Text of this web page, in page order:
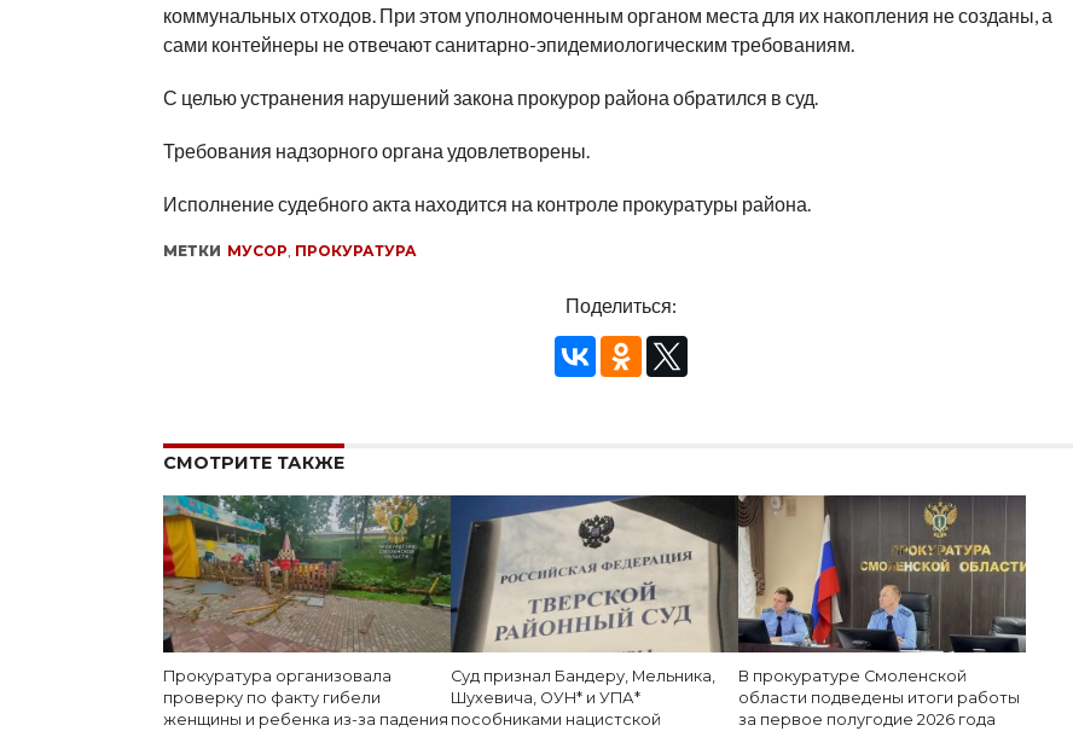
коммунальных отходов. При этом уполномоченным органом места для их накопления не созданы, а
сами контейнеры не отвечают санитарно-эпидемиологическим требованиям.
С целью устранения нарушений закона прокурор района обратился в суд.
Требования надзорного органа удовлетворены.
Исполнение судебного акта находится на контроле прокуратуры района.
МЕТКИ МУСОР, ПРОКУРАТУРА
Поделиться:
СМОТРИТЕ ТАКЖЕ
Прокуратура организовала
проверку по факту гибели
женщины и ребенка из-за падения
Суд признал Бандеру, Мельника,
Шухевича, ОУН* и УПА*
пособниками нацистской
В прокуратуре Смоленской
области подведены итоги работы
за первое полугодие 2026 года